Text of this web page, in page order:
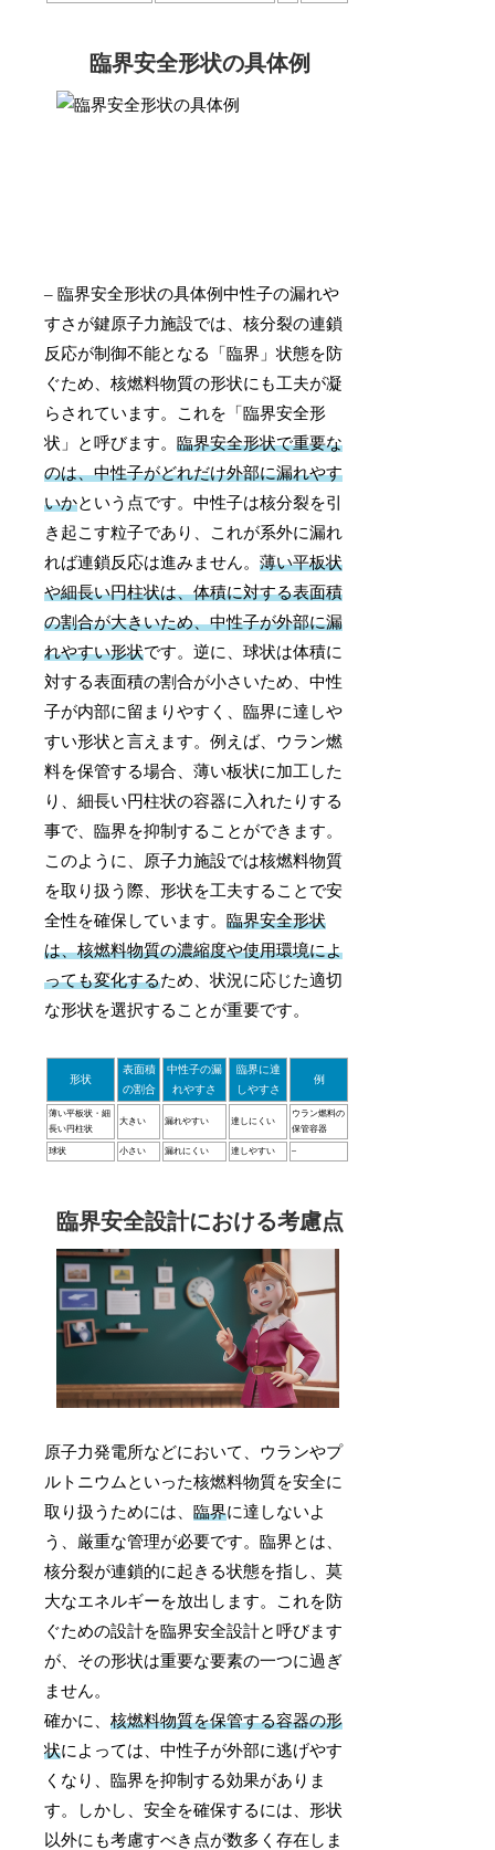
臨界安全形状の具体例
– 臨界安全形状の具体例中性子の漏れや
すさが鍵原子力施設では、核分裂の連鎖
反応が制御不能となる「臨界」状態を防
ぐため、核燃料物質の形状にも工夫が凝
らされています。これを「臨界安全形
状」と呼びます。臨界安全形状で重要な
のは、中性子がどれだけ外部に漏れやす
いかという点です。中性子は核分裂を引
き起こす粒子であり、これが系外に漏れ
れば連鎖反応は進みません。薄い平板状
や細長い円柱状は、体積に対する表面積
の割合が大きいため、中性子が外部に漏
れやすい形状です。逆に、球状は体積に
対する表面積の割合が小さいため、中性
子が内部に留まりやすく、臨界に達しや
すい形状と言えます。例えば、ウラン燃
料を保管する場合、薄い板状に加工した
り、細長い円柱状の容器に入れたりする
事で、臨界を抑制することができます。
このように、原子力施設では核燃料物質
を取り扱う際、形状を工夫することで安
全性を確保しています。臨界安全形状
は、核燃料物質の濃縮度や使用環境によ
っても変化するため、状況に応じた適切
な形状を選択することが重要です。
形状
表面積
の割合
中性子の漏
れやすさ
臨界に達
しやすさ
例
薄い平板状・細
長い円柱状
大きい 漏れやすい 達しにくい
ウラン燃料の
保管容器
球状 小さい 漏れにくい 達しやすい –
臨界安全設計における考慮点
原子力発電所などにおいて、ウランやプ
ルトニウムといった核燃料物質を安全に
取り扱うためには、臨界に達しないよ
う、厳重な管理が必要です。臨界とは、
核分裂が連鎖的に起きる状態を指し、莫
大なエネルギーを放出します。これを防
ぐための設計を臨界安全設計と呼びます
が、その形状は重要な要素の一つに過ぎ
ません。
確かに、核燃料物質を保管する容器の形
状によっては、中性子が外部に逃げやす
くなり、臨界を抑制する効果がありま
す。しかし、安全を確保するには、形状
以外にも考慮すべき点が数多く存在しま